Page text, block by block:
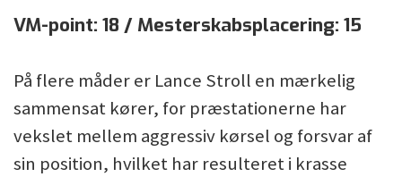
VM-point: 18 / Mesterskabsplacering: 15
På flere måder er Lance Stroll en mærkelig
sammensat kører, for præstationerne har
vekslet mellem aggressiv kørsel og forsvar af
sin position, hvilket har resulteret i krasse